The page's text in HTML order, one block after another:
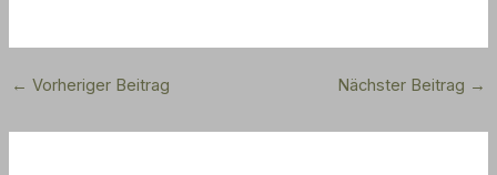
← Vorheriger Beitrag Nächster Beitrag →